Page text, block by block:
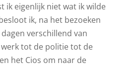
ik eigenlijk niet wat ik wilde
ik, na het bezoeken
verschillend van
tot de politie tot de
het Cios om naar de